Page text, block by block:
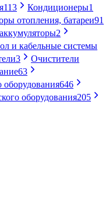
113 Кондиционеры1
отопления, батареи91
2
и кабельные системы
3
Очистители
63
646
оборудования205